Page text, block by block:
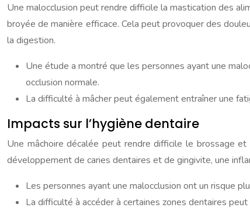
Une malocclusion peut rendre difficile la mastication des
broyée de manière efficace. Cela peut provoquer des
la digestion.
Une étude a montré que les personnes ayant une
occlusion normale.
La difficulté à mâcher peut également entraîner une
Impacts sur l’hygiène dentaire
Une mâchoire décalée peut rendre difficile le brossage
développement de caries dentaires et de gingivite, une
Les personnes ayant une malocclusion ont un risque
La difficulté à accéder à certaines zones dentaires